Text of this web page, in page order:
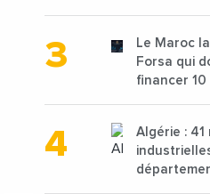
Le Maroc
Forsa qui
financer
Algérie :